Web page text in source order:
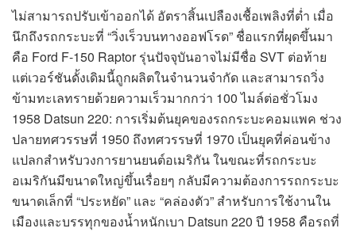
ไม่สามารถปรับเข้าออกได้ อัตราสิ้นเปลืองเชื้อเพลิงที่ต่ำ เมื่อ
นึกถึงรถกระบะที่ “วิ่งเร็วบนทางออฟโรด” ชื่อแรกที่ผุดขึ้นมา
คือ Ford F-150 Raptor รุ่นปัจจุบันอาจไม่มีชื่อ SVT ต่อท้าย
แต่เวอร์ชันดั้งเดิมนี้ถูกผลิตในจำนวนจำกัด และสามารถวิ่ง
ข้ามทะเลทรายด้วยความเร็วมากกว่า 100 ไมล์ต่อชั่วโมง
1958 Datsun 220: การเริ่มต้นยุคของรถกระบะคอมแพค ช่วง
ปลายทศวรรษที่ 1950 ถึงทศวรรษที่ 1970 เป็นยุคที่ค่อนข้าง
แปลกสำหรับวงการยานยนต์อเมริกัน ในขณะที่รถกระบะ
อเมริกันมีขนาดใหญ่ขึ้นเรื่อยๆ กลับมีความต้องการรถกระบะ
ขนาดเล็กที่ “ประหยัด” และ “คล่องตัว” สำหรับการใช้งานใน
เมืองและบรรทุกของน้ำหนักเบา Datsun 220 ปี 1958 คือรถที่